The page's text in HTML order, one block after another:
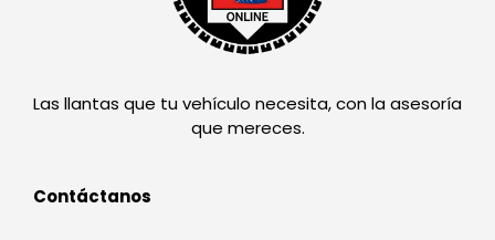
Las llantas que tu vehículo necesita, con la asesoría
que mereces.
Contáctanos